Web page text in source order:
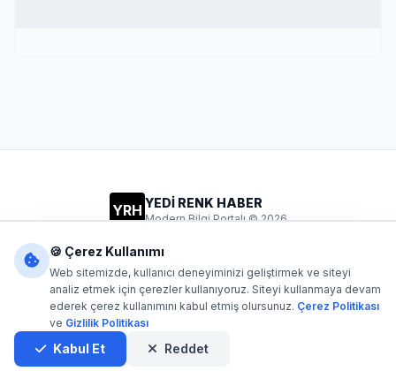
YRH YEDİ RENK HABER
Modern Bilgi Portalı © 2026
Dijital1- Tüm hakları saklıdır. Kaynak gösterilmeden içerik
🍪 Çerez Kullanımı
Web sitemizde, kullanıcı deneyiminizi geliştirmek ve siteyi
analiz etmek için çerezler kullanıyoruz. Siteyi kullanmaya devam
ederek çerez kullanımını kabul etmiş olursunuz. Çerez Politikası
ve Gizlilik Politikası
Kabul Et Reddet